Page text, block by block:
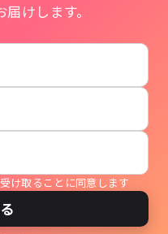
けします。
け取ることに同意します